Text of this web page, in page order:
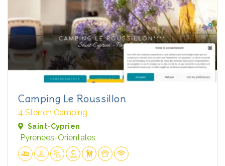
Camping Le Roussillon
4 Sterren Camping
Saint-Cyprien
Pyrénées-Orientales